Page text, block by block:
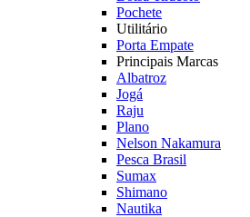
Pochete
Utilitário
Porta Empate
Principais Marcas
Albatroz
Jogá
Raju
Plano
Nelson Nakamura
Pesca Brasil
Sumax
Shimano
Nautika